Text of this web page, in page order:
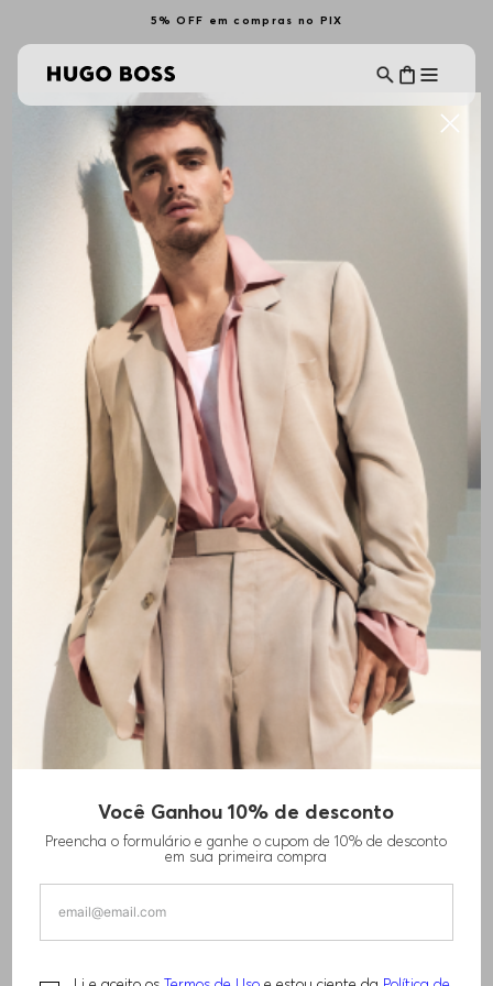
5% OFF em compras no PIX
Você Ganhou 10% de desconto
Preencha o formulário e ganhe o cupom de 10% de desconto
em sua primeira compra
CAMISA DE AJUSTE SLIM EM JERSEY
ELÁSTICO ESTAMPADO